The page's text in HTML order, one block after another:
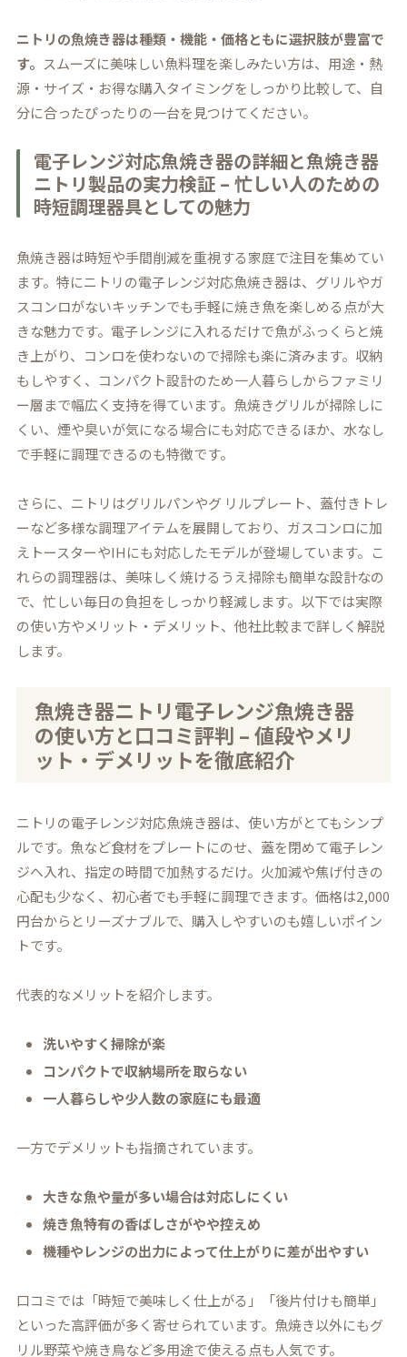
ニトリの魚焼き器は種類・機能・価格ともに選択肢が豊富で
す。 スムーズに美味しい魚料理を楽しみたい方は、用途・熱
源・サイズ・お得な購入タイミングをしっかり比較して、自
分に合ったぴったりの一台を見つけてください。
電子レンジ対応魚焼き器の詳細と魚焼き器
ニトリ製品の実力検証 – 忙しい人のための
時短調理器具としての魅力
魚焼き器は時短や手間削減を重視する家庭で注目を集めてい
ます。特にニトリの電子レンジ対応魚焼き器は、グリルやガ
スコンロがないキッチンでも手軽に焼き魚を楽しめる点が大
きな魅力です。電子レンジに入れるだけで魚がふっくらと焼
き上がり、コンロを使わないので掃除も楽に済みます。収納
もしやすく、コンパクト設計のため一人暮らしからファミリ
ー層まで幅広く支持を得ています。魚焼きグリルが掃除しに
くい、煙や臭いが気になる場合にも対応できるほか、水なし
で手軽に調理できるのも特徴です。
さらに、ニトリはグリルパンやグ リルプレート、蓋付きトレ
ーなど多様な調理アイテムを展開しており、ガスコンロに加
えトースターやIHにも対応したモデルが登場しています。こ
れらの調理器は、美味しく焼けるうえ掃除も簡単な設計なの
で、忙しい毎日の負担をしっかり軽減します。以下では実際
の使い方やメリット・デメリット、他社比較まで詳しく解説
します。
魚焼き器ニトリ電子レンジ魚焼き器
の使い方と口コミ評判 – 値段やメリ
ット・デメリットを徹底紹介
ニトリの電子レンジ対応魚焼き器は、使い方がとてもシンプ
ルです。魚など食材をプレートにのせ、蓋を閉めて電子レン
ジへ入れ、指定の時間で加熱するだけ。火加減や焦げ付きの
心配も少なく、初心者でも手軽に調理できます。価格は2,000
円台からとリーズナブルで、購入しやすいのも嬉しいポイン
トです。
代表的なメリットを紹介します。
洗いやすく掃除が楽
コンパクトで収納場所を取らない
一人暮らしや少人数の家庭にも最適
一方でデメリットも指摘されています。
大きな魚や量が多い場合は対応しにくい
焼き魚特有の香ばしさがやや控えめ
機種やレンジの出力によって仕上がりに差が出やすい
口コミでは「時短で美味しく仕上がる」「後片付けも簡単」
といった高評価が多く寄せられています。魚焼き以外にもグ
リル野菜や焼き鳥など多用途で使える点も人気です。